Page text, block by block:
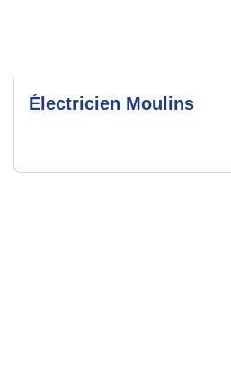
Électricien Moulins